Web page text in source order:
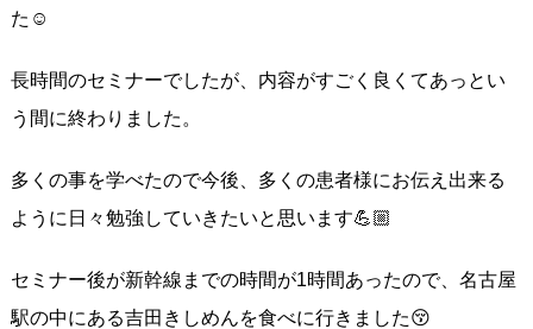
た☺
長時間のセミナーでしたが、内容がすごく良くてあっとい
う間に終わりました。
多くの事を学べたので今後、多くの患者様にお伝え出来る
ように日々勉強していきたいと思います💪🏼
セミナー後が新幹線までの時間が1時間あったので、名古屋
駅の中にある吉田きしめんを食べに行きました😚